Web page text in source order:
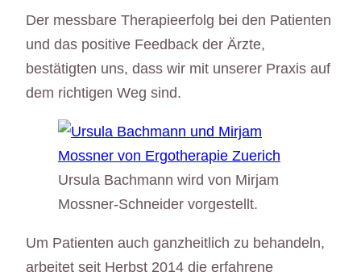
Der messbare Therapieerfolg bei den Patienten
und das positive Feedback der Ärzte,
bestätigten uns, dass wir mit unserer Praxis auf
dem richtigen Weg sind.
Ursula Bachmann wird von Mirjam
Mossner-Schneider vorgestellt.
Um Patienten auch ganzheitlich zu behandeln,
arbeitet seit Herbst 2014 die erfahrene